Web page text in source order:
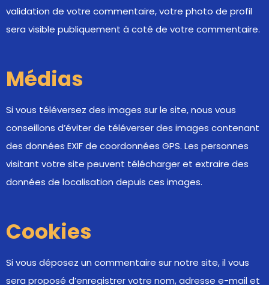
validation de votre commentaire, votre photo de profil
sera visible publiquement à coté de votre commentaire.
Médias
Si vous téléversez des images sur le site, nous vous
conseillons d’éviter de téléverser des images contenant
des données EXIF de coordonnées GPS. Les personnes
visitant votre site peuvent télécharger et extraire des
données de localisation depuis ces images.
Cookies
Si vous déposez un commentaire sur notre site, il vous
sera proposé d’enregistrer votre nom, adresse e-mail et